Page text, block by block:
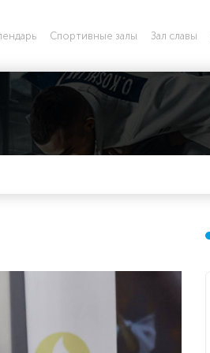
Спортивные залы Зал славы